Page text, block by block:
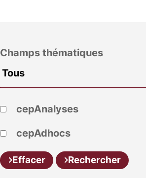
Champs thématiques
cepAnalyses
cepAdhocs
Effacer Rechercher